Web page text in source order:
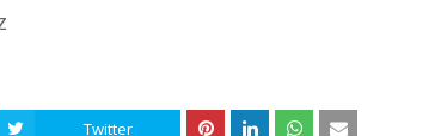
Twitter